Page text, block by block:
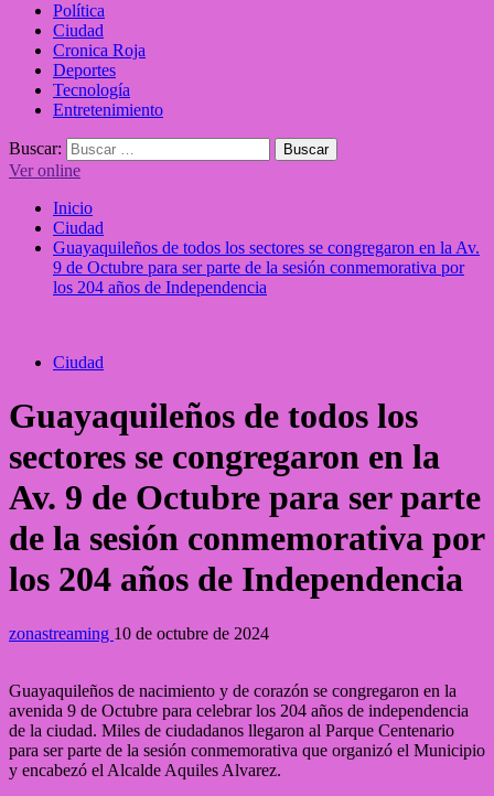
Política
Ciudad
Cronica Roja
Deportes
Tecnología
Entretenimiento
Buscar:
Ver online
Inicio
Ciudad
Guayaquileños de todos los sectores se congregaron en la Av.
9 de Octubre para ser parte de la sesión conmemorativa por
los 204 años de Independencia
Ciudad
Guayaquileños de todos los
sectores se congregaron en la
Av. 9 de Octubre para ser parte
de la sesión conmemorativa por
los 204 años de Independencia
zonastreaming 10 de octubre de 2024
Guayaquileños de nacimiento y de corazón se congregaron en la
avenida 9 de Octubre para celebrar los 204 años de independencia
de la ciudad. Miles de ciudadanos llegaron al Parque Centenario
para ser parte de la sesión conmemorativa que organizó el Municipio
y encabezó el Alcalde Aquiles Alvarez.